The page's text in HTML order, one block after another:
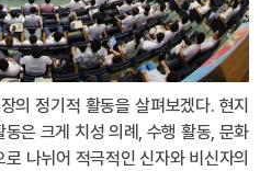
의 정기적 활동을 살펴보겠다. 현지
은 크게 치성 의례, 수행 활동, 문화
나뉘어 적극적인 신자와 비신자의